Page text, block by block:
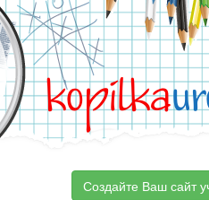
kopilka
Создайте Ваш сайт